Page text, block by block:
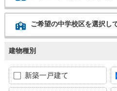
ご希望の中学校区を選択し
建物種別
新築一戸建て